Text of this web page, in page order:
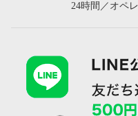
24時間／オペ